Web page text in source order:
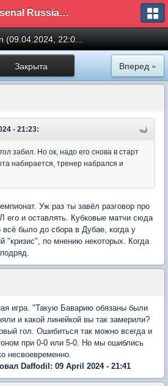
Arsenal Russian Speaking Supporters Club
(09.04.2024, 22:0...
Закрыта Вперед »
- 21:23:
забил. Но ок, надо его снова в старт
набирается, тренер набрался и
Уж раз ты завёл разговор про
и оставлять. Кубковые матчи сюда
всё было до сбора в Дубае, когда у
"кризис", по мнению некоторых. Когда
игра. "Такую Баварию обязаны были
и какой линейкой вы так замерили?
гол. Ошибиться так можно всегда и
при 0-0 или 5-0. Но мы ошиблись
несвоевременно.
Daffodil: 09 April 2024 - 21:41